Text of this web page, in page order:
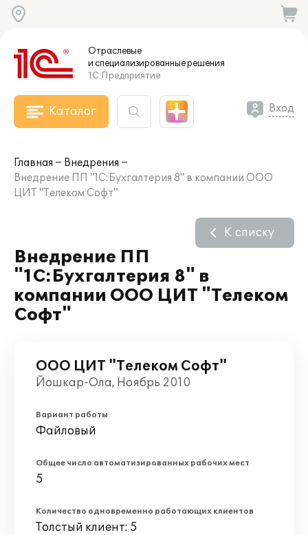
Отраслевые
и специализированныерешения
1С:Предприятие
Каталог Вход
Главная
Внедрения
Внедрение ПП "1С:Бухгалтерия 8" в компании ООО
ЦИТ "Телеком Софт"
Внедрение ПП
"1С:Бухгалтерия 8" в
компании ООО ЦИТ "Телеком
Софт"
К списку
ООО ЦИТ "Телеком Софт"
Йошкар-Ола, Ноябрь 2010
Вариант работы
Файловый
Общее число автоматизированных рабочих мест
5
Количество одновременно работающих клиентов
Толстый клиент: 5